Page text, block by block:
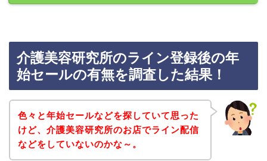
介護美容研究所のライン登録後の年
始セールの有無を調査した結果！
色々と年始セールなどを探していて思った
けど、介護美容研究所のお店でライン配信
などをしていないのかな～。